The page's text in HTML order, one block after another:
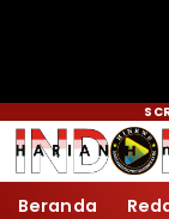
Beranda